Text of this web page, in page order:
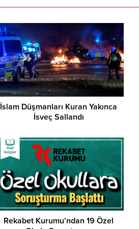
İslam Düşmanları Kuran Yakınca
İsveç Sallandı
Rekabet Kurumu’ndan 19 Özel